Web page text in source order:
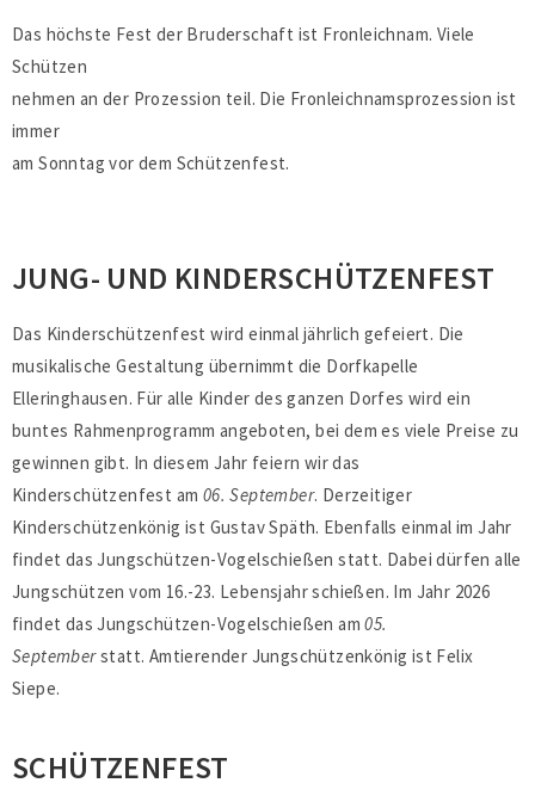
Das höchste Fest der Bruderschaft ist Fronleichnam. Viele
Schützen
nehmen an der Prozession teil. Die Fronleichnamsprozession ist
immer
am Sonntag vor dem Schützenfest.
JUNG- UND KINDERSCHÜTZENFEST
Das Kinderschützenfest wird einmal jährlich gefeiert. Die
musikalische Gestaltung übernimmt die Dorfkapelle
Elleringhausen. Für alle Kinder des ganzen Dorfes wird ein
buntes Rahmenprogramm angeboten, bei dem es viele Preise zu
gewinnen gibt. In diesem Jahr feiern wir das
Kinderschützenfest am 06. September. Derzeitiger
Kinderschützenkönig ist Gustav Späth. Ebenfalls einmal im Jahr
findet das Jungschützen-Vogelschießen statt. Dabei dürfen alle
Jungschützen vom 16.-23. Lebensjahr schießen. Im Jahr 2026
findet das Jungschützen-Vogelschießen am05.
Septemberstatt. Amtierender Jungschützenkönig ist Felix
Siepe.
SCHÜTZENFEST